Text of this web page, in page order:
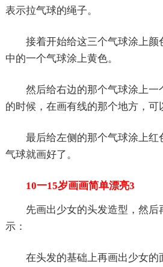
表示拉气球的绳子。
接着开始给这三个气球涂上
中的一个气球涂上黄色。
然后给右边的那个气球涂上
的时候，在画有线的那个地方，可
最后给左侧的那个气球涂上红
气球就画好了。
10一15岁画画简单漂亮3
先画出少女的头发造型，然
示：
在头发的基础上再画出少女的